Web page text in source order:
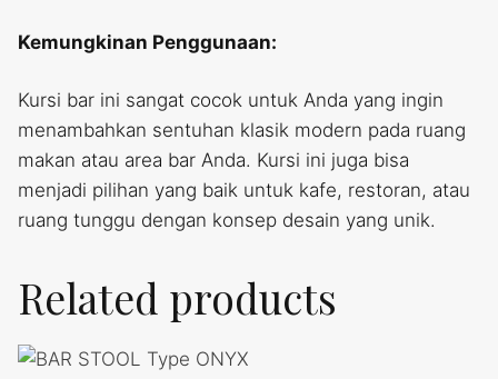
Kemungkinan Penggunaan:
Kursi bar ini sangat cocok untuk Anda yang ingin
menambahkan sentuhan klasik modern pada ruang
makan atau area bar Anda. Kursi ini juga bisa
menjadi pilihan yang baik untuk kafe, restoran, atau
ruang tunggu dengan konsep desain yang unik.
Related products